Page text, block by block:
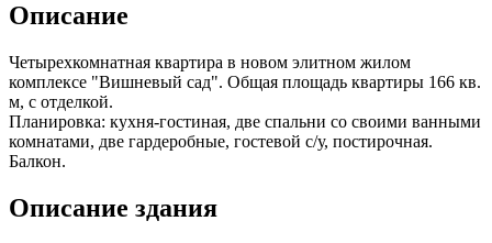
Описание
Четырехкомнатная квартира в новом элитном жилом
комплексе "Вишневый сад". Общая площадь квартиры 166 кв.
м, с отделкой.
Планировка: кухня-гостиная, две спальни со своими ванными
комнатами, две гардеробные, гостевой с/у, постирочная.
Балкон.
Описание здания